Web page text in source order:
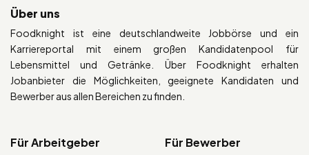
Über uns
Foodknight ist eine deutschlandweite Jobbörse und ein
Karriereportal mit einem großen Kandidatenpool für
Lebensmittel und Getränke. Über Foodknight erhalten
Jobanbieter die Möglichkeiten, geeignete Kandidaten und
Bewerber aus allen Bereichen zu finden.
Für Arbeitgeber Für Bewerber